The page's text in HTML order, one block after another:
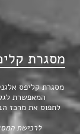
מסגרת
מסגרת קליפס
המאפשרת
לתפוס את מרכז
לרכישת